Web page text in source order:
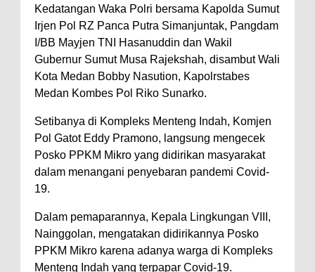
Kedatangan Waka Polri bersama Kapolda Sumut
Irjen Pol RZ Panca Putra Simanjuntak, Pangdam
I/BB Mayjen TNI Hasanuddin dan Wakil
Gubernur Sumut Musa Rajekshah, disambut Wali
Kota Medan Bobby Nasution, Kapolrstabes
Medan Kombes Pol Riko Sunarko.
Setibanya di Kompleks Menteng Indah, Komjen
Pol Gatot Eddy Pramono, langsung mengecek
Posko PPKM Mikro yang didirikan masyarakat
dalam menangani penyebaran pandemi Covid-
19.
Dalam pemaparannya, Kepala Lingkungan VIII,
Nainggolan, mengatakan didirikannya Posko
PPKM Mikro karena adanya warga di Kompleks
Menteng Indah yang terpapar Covid-19.